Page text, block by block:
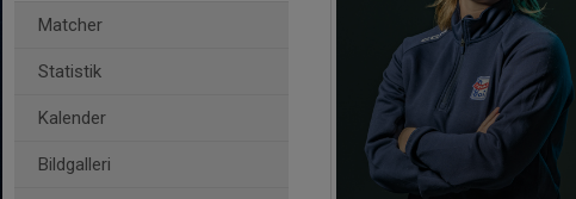
Matcher
Statistik
Kalender
Bildgalleri